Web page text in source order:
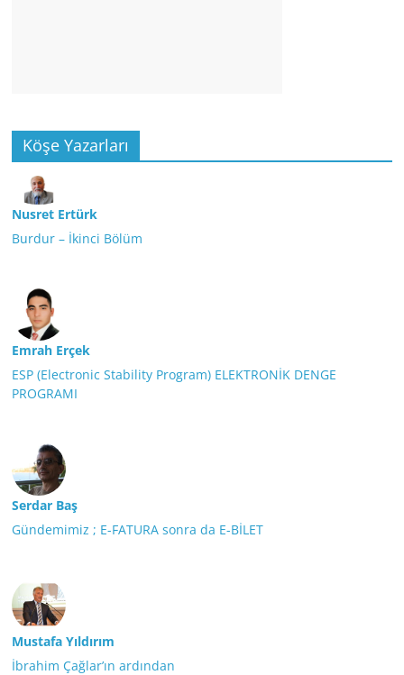
Köşe Yazarları
Nusret Ertürk
Burdur – İkinci Bölüm
Emrah Erçek
ESP (Electronic Stability Program) ELEKTRONİK DENGE
PROGRAMI
Serdar Baş
Gündemimiz ; E-FATURA sonra da E-BİLET
Mustafa Yıldırım
İbrahim Çağlar’ın ardından